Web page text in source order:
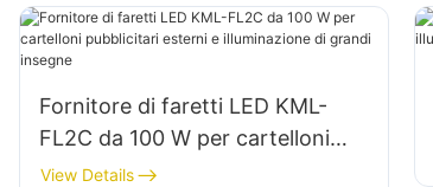
Fornitore di faretti LED KML-
FL2C da 100 W per cartelloni
pubblicitari esterni e
View Details